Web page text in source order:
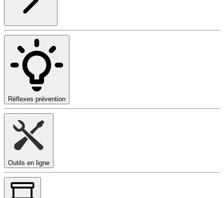
Réflexes prévention
Outils en ligne